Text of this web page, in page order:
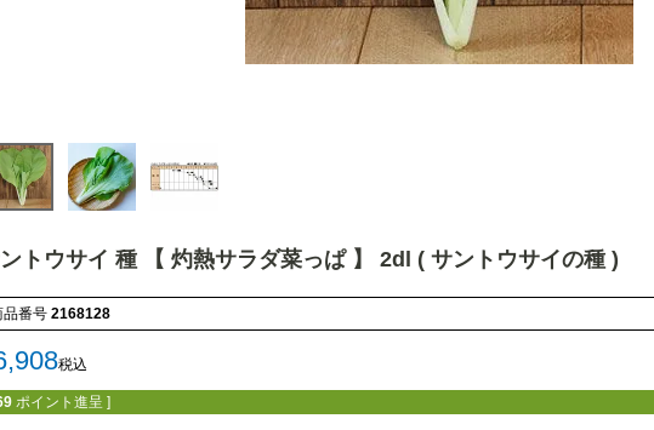
トウサイ 種 【 灼熱サラダ菜っぱ 】 2dl ( サントウサイの種 )
品番号 2168128
税込
ポイント進呈 ]